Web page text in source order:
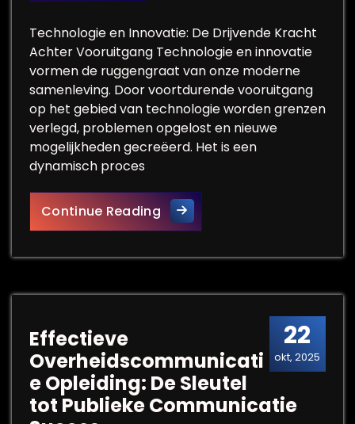
Technologie en Innovatie: De Drijvende Kracht
Achter Vooruitgang Technologie en innovatie
vormen de ruggengraat van onze moderne
samenleving. Door voortdurende vooruitgang
op het gebied van technologie worden grenzen
verlegd, problemen opgelost en nieuwe
mogelijkheden gecreëerd. Het is een
dynamisch proces
Continue ReadingDe Rol van Technologie en
22
okt, 2025
Effectieve
Overheidscommunicati
e Opleiding: De Sleutel
tot Publieke Communicatie